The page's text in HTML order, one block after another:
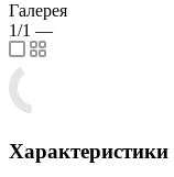
Галерея
1/1 —
Характеристики